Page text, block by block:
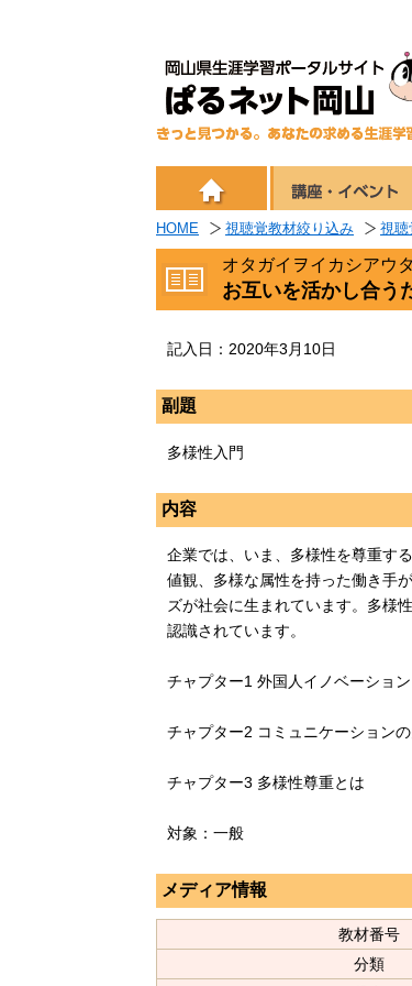
HOME 視聴覚教材絞り込み 視聴
オタガイヲイカシアウ
お互いを活かし合
記入日：2020年3月10日
副題
多様性入門
内容
企業では、いま、多様性を尊重す
値観、多様な属性を持った働き手
ズが社会に生まれています。多様
認識されています。
チャプター1 外国人イノベーション
チャプター2 コミュニケーション
チャプター3 多様性尊重とは
対象：一般
メディア情報
教材番号
分類